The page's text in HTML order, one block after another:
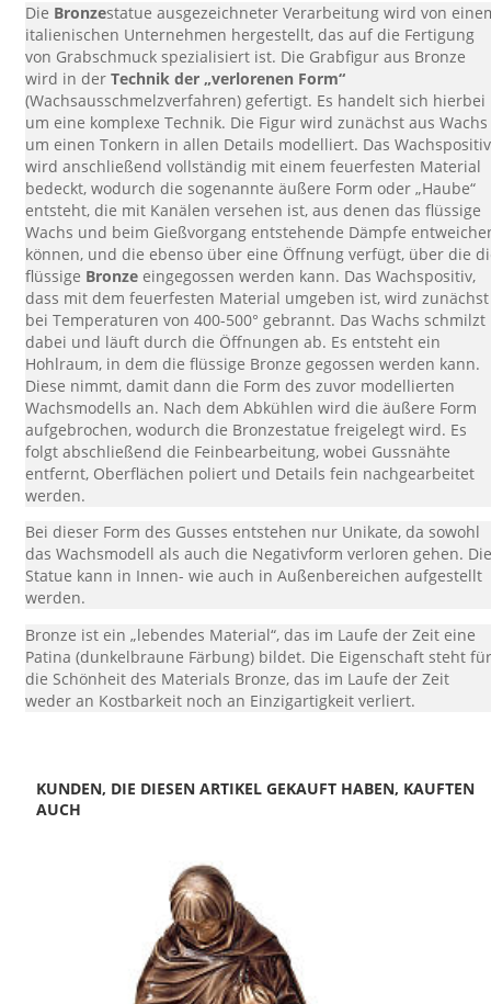
Die Bronzestatue ausgezeichneter Verarbeitung wird von
italienischen Unternehmen hergestellt, das auf die Fertigung
von Grabschmuck spezialisiert ist. Die Grabfigur aus Bronze
wird in der Technik der „verlorenen Form“
(Wachsausschmelzverfahren) gefertigt. Es handelt sich hierbei
um eine komplexe Technik. Die Figur wird zunächst aus Wachs
um einen Tonkern in allen Details modelliert. Das Wachspositiv
wird anschließend vollständig mit einem feuerfesten Material
bedeckt, wodurch die sogenannte äußere Form oder „Haube“
entsteht, die mit Kanälen versehen ist, aus denen das flüssige
Wachs und beim Gießvorgang entstehende Dämpfe
können, und die ebenso über eine Öffnung verfügt, über die
flüssige Bronze eingegossen werden kann. Das Wachspositiv,
dass mit dem feuerfesten Material umgeben ist, wird zunächst
bei Temperaturen von 400-500° gebrannt. Das Wachs schmilzt
dabei und läuft durch die Öffnungen ab. Es entsteht ein
Hohlraum, in dem die flüssige Bronze gegossen werden kann.
Diese nimmt, damit dann die Form des zuvor modellierten
Wachsmodells an. Nach dem Abkühlen wird die äußere Form
aufgebrochen, wodurch die Bronzestatue freigelegt wird. Es
folgt abschließend die Feinbearbeitung, wobei Gussnähte
entfernt, Oberflächen poliert und Details fein nachgearbeitet
werden.
Bei dieser Form des Gusses entstehen nur Unikate, da sowohl
das Wachsmodell als auch die Negativform verloren gehen. Die
Statue kann in Innen- wie auch in Außenbereichen aufgestellt
werden.
Bronze ist ein „lebendes Material“, das im Laufe der Zeit eine
Patina (dunkelbraune Färbung) bildet. Die Eigenschaft steht für
die Schönheit des Materials Bronze, das im Laufe der Zeit
weder an Kostbarkeit noch an Einzigartigkeit verliert.
KUNDEN, DIE DIESEN ARTIKEL GEKAUFT HABEN, KAUFTEN
AUCH